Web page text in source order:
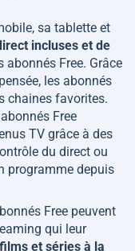
sa tablette et
incluses et de
abonnés Free. Grâce
les abonnés
chaines favorites.
Free
TV grâce à des
du direct ou
programme depuis
Free peuvent
qui leur
et séries à la